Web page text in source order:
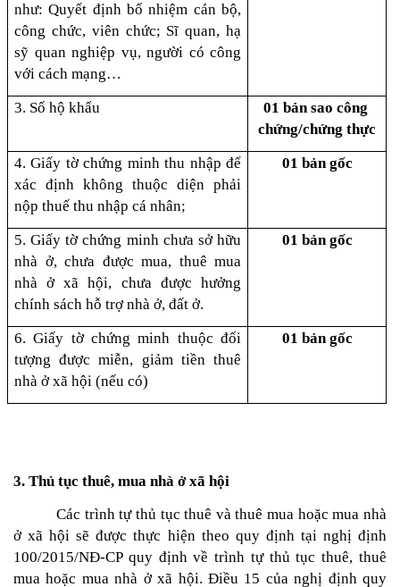
như: Quyết định bổ nhiệm cán bộ,
công chức, viên chức; Sĩ quan, hạ
sỹ quan nghiệp vụ, người có công
với cách mạng…
3. Sổ hộ khẩu
01 bản sao công
chứng/chứng thực
4. Giấy tờ chứng minh thu nhập để
xác định không thuộc diện phải
nộp thuế thu nhập cá nhân;
01 bản gốc
5. Giấy tờ chứng minh chưa sở hữu
nhà ở, chưa được mua, thuê mua
nhà ở xã hội, chưa được hưởng
chính sách hỗ trợ nhà ở, đất ở.
01 bản gốc
6. Giấy tờ chứng minh thuộc đối
tượng được miễn, giảm tiền thuê
nhà ở xã hội (nếu có)
01 bản gốc
3. Thủ tục thuê, mua nhà ở xã hội
Các trình tự thủ tục thuê và thuê mua hoặc mua nhà
ở xã hội sẽ được thực hiện theo quy định tại nghị định
100/2015/NĐ-CP quy định về trình tự thủ tục thuê, thuê
mua hoặc mua nhà ở xã hội. Điều 15 của nghị định quy